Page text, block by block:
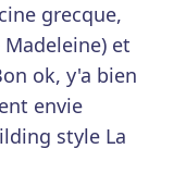
grecque,
Madeleine) et
ok, y'a bien
envie
style La